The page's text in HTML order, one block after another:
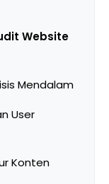
Website
Mendalam
User
Konten